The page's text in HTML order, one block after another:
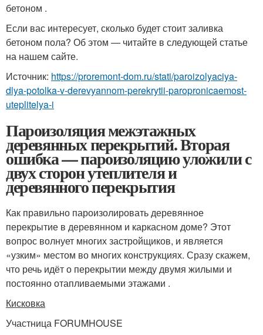
бетоном .
Если вас интересует, сколько будет стоит заливка
бетоном пола? Об этом — читайте в следующей статье
на нашем сайте.
Источник: https://proremont-dom.ru/stati/paroizolyaciya-
dlya-potolka-v-derevyannom-perekrytii-paropronicaemost-
uteplitelya-i
Пароизоляция межэтажных
деревянных перекрытий. Вторая
ошибка — пароизоляцию уложили с
двух сторон утеплителя и
деревянного перекрытия
Как правильно пароизолировать деревянное
перекрытие в деревянном и каркасном доме? Этот
вопрос волнует многих застройщиков, и является
«узким» местом во многих конструкциях. Сразу скажем,
что речь идёт о перекрытии между двумя жилыми и
постоянно отапливаемыми этажами .
Кисковка
Участница FORUMHOUSE